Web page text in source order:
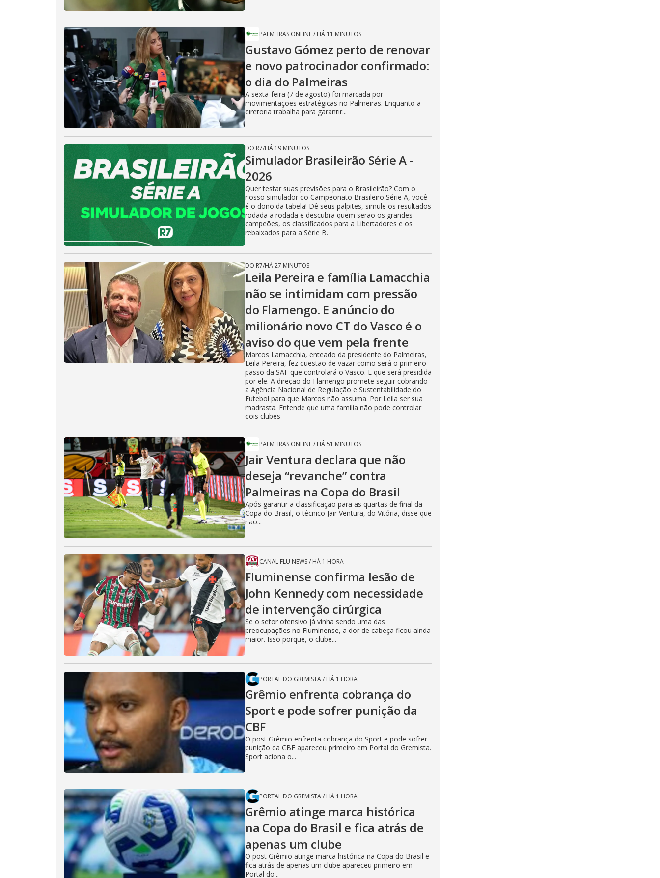
PALMEIRAS ONLINE/ HÁ 11 MINUTOS
Gustavo Gómez perto de renovar
e novo patrocinador confirmado:
o dia do Palmeiras
A sexta-feira (7 de agosto) foi marcada por
movimentações estratégicas no Palmeiras. Enquanto a
diretoria trabalha para garantir...
DO R7/HÁ 19 MINUTOS
Simulador Brasileirão Série A -
2026
Quer testar suas previsões para o Brasileirão? Com o
nosso simulador do Campeonato Brasileiro Série A, você
é o dono da tabela! Dê seus palpites, simule os resultados
rodada a rodada e descubra quem serão os grandes
campeões, os classificados para a Libertadores e os
rebaixados para a Série B.
DO R7/HÁ 27 MINUTOS
Leila Pereira e família Lamacchia
não se intimidam com pressão
do Flamengo. E anúncio do
milionário novo CT do Vasco é o
aviso do que vem pela frente
Marcos Lamacchia, enteado da presidente do Palmeiras,
Leila Pereira, fez questão de vazar como será o primeiro
passo da SAF que controlará o Vasco. E que será presidida
por ele. A direção do Flamengo promete seguir cobrando
a Agência Nacional de Regulação e Sustentabilidade do
Futebol para que Marcos não assuma. Por Leila ser sua
madrasta. Entende que uma família não pode controlar
dois clubes
PALMEIRAS ONLINE/ HÁ 51 MINUTOS
Jair Ventura declara que não
deseja “revanche” contra
Palmeiras na Copa do Brasil
Após garantir a classificação para as quartas de final da
Copa do Brasil, o técnico Jair Ventura, do Vitória, disse que
não...
CANAL FLU NEWS/ HÁ 1 HORA
Fluminense confirma lesão de
John Kennedy com necessidade
de intervenção cirúrgica
Se o setor ofensivo já vinha sendo uma das
preocupações no Fluminense, a dor de cabeça ficou ainda
maior. Isso porque, o clube...
PORTAL DO GREMISTA/ HÁ 1 HORA
Grêmio enfrenta cobrança do
Sport e pode sofrer punição da
CBF
O post Grêmio enfrenta cobrança do Sport e pode sofrer
punição da CBF apareceu primeiro em Portal do Gremista.
Sport aciona o...
PORTAL DO GREMISTA/ HÁ 1 HORA
Grêmio atinge marca histórica
na Copa do Brasil e fica atrás de
apenas um clube
O post Grêmio atinge marca histórica na Copa do Brasil e
fica atrás de apenas um clube apareceu primeiro em
Portal do...